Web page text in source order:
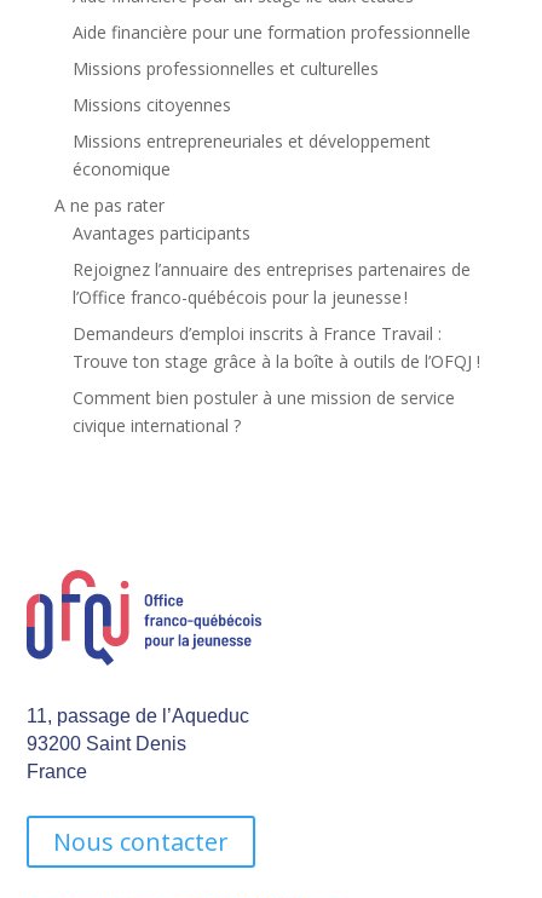
Aide financière pour une formation professionnelle
Missions professionnelles et culturelles
Missions citoyennes
Missions entrepreneuriales et développement
économique
A ne pas rater
Avantages participants
Rejoignez l’annuaire des entreprises partenaires de
l’Office franco-québécois pour la jeunesse !
Demandeurs d’emploi inscrits à France Travail :
Trouve ton stage grâce à la boîte à outils de l’OFQJ !
Comment bien postuler à une mission de service
civique international ?
11, passage de l’Aqueduc
93200 Saint Denis
France
Nous contacter